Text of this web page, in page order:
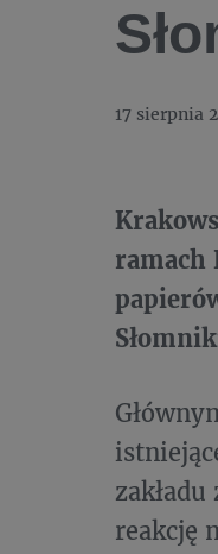
17 sierpnia
ramach
reakcję